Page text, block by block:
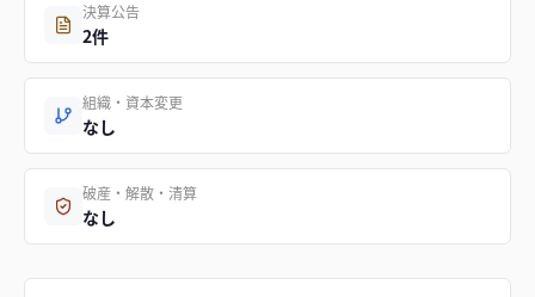
決算公告
2件
組織・資本変更
なし
破産・解散・清算
なし